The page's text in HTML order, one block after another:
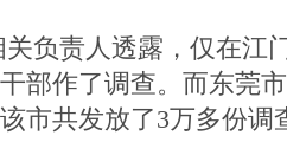
负责人透露，仅在江
部作了调查。而东莞
市共发放了3万多份调